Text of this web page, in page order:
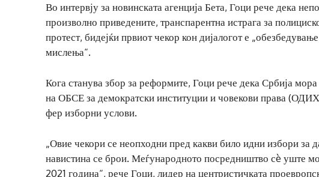
Во интервју за новинската агенција Бета, Гоци рече дека
произволно приведените, транспарентна истрага за
протест, бидејќи првиот чекор кон дијалогот е
мислења“.
Кога станува збор за реформите, Гоци рече дека Србија
на ОБСЕ за демократски институции и човекови права
фер изборни услови.
„Овие чекори се неопходни пред какви било идни избори за
навистина се брои. Меѓународното посредништво сè уште
2021 година“, рече Гоци, лидер на центристичката